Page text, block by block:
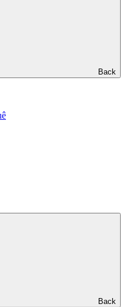
Back
Back